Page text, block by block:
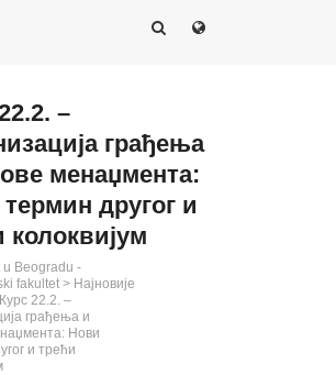
–
грађења
менаџмента:
другог и
колоквијум
u Beogradu -
fakultet > Најновије
Курс 22.2. –
грађења и
Нови
и трећи